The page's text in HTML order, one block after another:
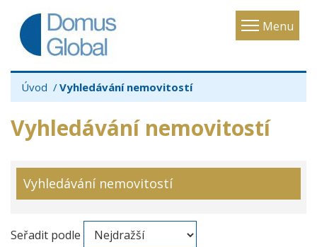
Menu
Toggle
Úvod Vyhledávání nemovitostí
Vyhledávání nemovitostí
Vyhledávání nemovitostí
Seřadit podle